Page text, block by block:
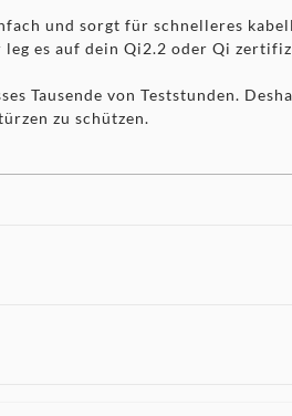
und sorgt für schnelleres
leg es auf dein Qi2.2 oder Qi
Tausende von Teststunden.
zu schützen.